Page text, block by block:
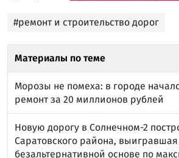
#ремонт и строительство дорог
Материалы по теме
Морозы не помеха: в городе
ремонт за 20 миллионов рублей
Новую дорогу в Солнечном-2
Саратовского района, выигравшая
безальтернативной основе по